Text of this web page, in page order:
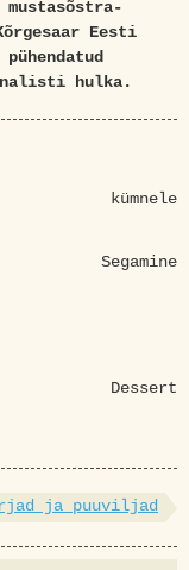
Eesti
hulka.
kümnele
Segamine
Dessert
ja puuviljad